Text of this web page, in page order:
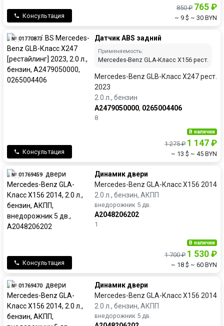
Консультация
850 ₽ 765 ₽
~ 9 $ ~ 30 BYN
№ 01770873 Датчик ABS задний
Применяемость:
Mercedes-Benz GLA-Класс X156 рест.
Mercedes-Benz GLB-Класс X247 рест.
2023
2.0 л., бензин
A2479050000, 0265004406
8
Консультация
В наличии
1 275 ₽ 1 147 ₽
~ 13 $ ~ 45 BYN
№ 01769459
Динамик двери
Mercedes-Benz GLA-Класс X156 2014
2.0 л., бензин, АКПП
внедорожник 5 дв.
A2048206202
1
Консультация
В наличии
1 700 ₽ 1 530 ₽
~ 18 $ ~ 60 BYN
№ 01769470
Динамик двери
Mercedes-Benz GLA-Класс X156 2014
2.0 л., бензин, АКПП
внедорожник 5 дв.